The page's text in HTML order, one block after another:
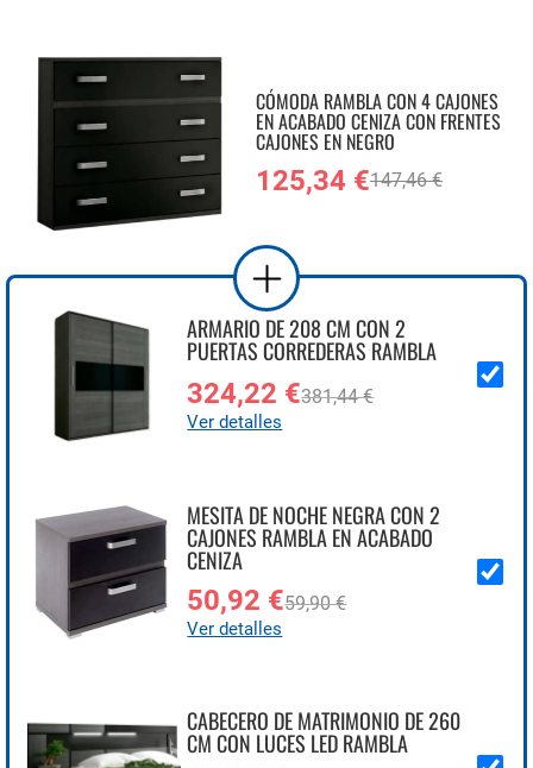
CÓMODA RAMBLA CON 4 CAJONES
EN ACABADO CENIZA CON FRENTES
CAJONES EN NEGRO
125,34 €147,46 €
ARMARIO DE 208 CM CON 2
PUERTAS CORREDERAS RAMBLA
324,22 €381,44 €
Ver detalles
MESITA DE NOCHE NEGRA CON 2
CAJONES RAMBLA EN ACABADO
CENIZA
50,92 €59,90 €
Ver detalles
CABECERO DE MATRIMONIO DE 260
CM CON LUCES LED RAMBLA